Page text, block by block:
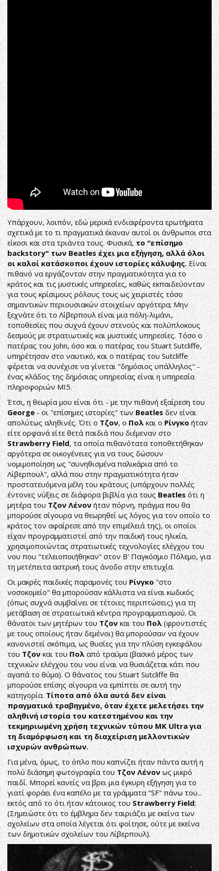
Υπάρχουν, λοιπόν, εδώ μερικά ενδιαφέροντα ερωτήματα
σχετικά με το τι πραγματικά έκαναν αυτοί οι άνθρωποι στα
είκοσι και στα τριάντα τους. Φυσικά,το "επίσημο
backstory" των Beatles έχει μια εξήγηση, αλλά όλοι
οι καλοί κατάσκοποι έχουν ιστορίες κάλυψης.Είναι
πιθανό να εργάζονταν στην πραγματικότητα για το
κράτος και τις μυστικές υπηρεσίες, καθώς εκπαιδεύονταν
για τους κρίσιμους ρόλους τους ως χειριστές τόσο
σημαντικών περιουσιακών στοιχείων αργότερα; Μην
ξεχνάτε ότι το Λίβερπουλ είναι μια πόλη-λιμάνι,
τοποθεσίες που συχνά έχουν στενούς και πολύπλοκους
δεσμούς με στρατιωτικές και μυστικές υπηρεσίες. Τόσο ο
πατέρας του John, όσο και ο πατέρας του Stuart Sutcliffe,
υπηρέτησαν στο ναυτικό, και ο πατέρας του Sutcliffe
φέρεται να συνέχισε να γίνεται "δημόσιος υπάλληλος" -
ένας κλάδος της δημόσιας υπηρεσίας είναι η υπηρεσία
πληροφοριών MI5.
Έτσι, η θεωρία μου είναι ότι - με την πιθανή εξαίρεση του
George- οι "επίσημες ιστορίες" τωνBeatlesδεν είναι
απολύτως αληθινές. Ότι ο Τζον, ο Πολκαι ο Ρίνγκοήταν
είτε ορφανά είτε θετά παιδιά που διέμεναν στο
Strawberry Field, τα οποία πιθανότατα τοποθετήθηκαν
αργότερα σε οικογένειες για να τους δώσουν
νομιμοποίηση ως "συνηθισμένα παλικάρια από το
Λίβερπουλ", αλλά που στην πραγματικότητα ήταν
προστατευόμενα μέλη του κράτους (υπάρχουν πολλές
έντονες νύξεις σε διάφορα βιβλία για τουςBeatlesότι η
μητέρα του Τζον Λένονήταν πόρνη, πράγμα που θα
μπορούσε σίγουρα να θεωρηθεί ως λόγος για τον οποίο το
κράτος τον αφαίρεσε από την επιμέλειά της), οι οποίοι
είχαν προγραμματιστεί από την παιδική τους ηλικία,
χρησιμοποιώντας στρατιωτικές τεχνολογίες ελέγχου του
νου που "τελειοποιήθηκαν" στον Β' Παγκόσμιο Πόλεμο, για
τη μετέπειτα αστρική τους άνοδο στην επιτυχία.
Οι μακρές παιδικές παραμονές του Ρίνγκο"στο
νοσοκομείο" θα μπορούσαν κάλλιστα να είναι κωδικός
(όπως συχνά συμβαίνει σε τέτοιες περιπτώσεις) για τη
μετάβαση σε στρατιωτικά κέντρα προγραμματισμού. Οι
θάνατοι των μητέρων τουΤζον και του Πολ (φροντιστές
με τους οποίους ήταν δεμένοι) θα μπορούσαν να έχουν
κανονιστεί σκόπιμα, ως θυσίες για την πλύση εγκεφάλου
του Τζον και τουΠολ από τραύμα (βασικό μέρος των
τεχνικών ελέγχου του νου είναι να θυσιάζεται κάτι που
αγαπά το θύμα). Ο θάνατος του Stuart Sutcliffe θα
μπορούσε επίσης σίγουρα να εμπίπτει σε αυτή την
κατηγορία. Τίποτα από όλα αυτά δεν είναι
πραγματικά τραβηγμένο, όταν έχετε μελετήσει την
αληθινή ιστορία του κατεστημένου και την
τεκμηριωμένη χρήση τεχνικών τύπου MK Ultra για
τη διαμόρφωση και τη διαχείριση μελλοντικών
ισχυρών ανθρώπων.
Για μένα, όμως, το όπλο που καπνίζει ήταν πάντα αυτή η
πολύ διάσημη φωτογραφία του Τζον Λένονως μικρό
παιδί. Μπορεί κανείς να βρει μια έγκυρη εξήγηση για το
γιατί φοράει ένα καπέλο με τα γράμματα "SF" πάνω του...
εκτός από το ότι ήταν κάτοικος τουStrawberry Field;
(Σημειώστε ότι το έμβλημα δεν ταιριάζει με εκείνα των
σχολείων στα οποία λέγεται ότι φοίτησε, ούτε με εκείνα
των δημοτικών σχολείων του Λίβερπουλ).